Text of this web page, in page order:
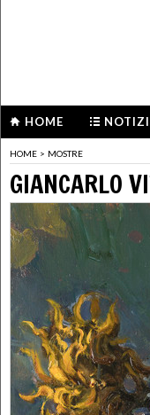
HOME
HOME > MOSTRE
GIANCARLO